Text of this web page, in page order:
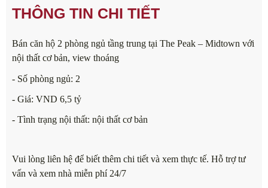
THÔNG TIN CHI TIẾT
Bán căn hộ 2 phòng ngủ tầng trung tại The Peak – Midtown với
nội thất cơ bản, view thoáng
- Số phòng ngủ: 2
- Giá: VND 6,5 tỷ
- Tình trạng nội thất: nội thất cơ bản
Vui lòng liên hệ để biết thêm chi tiết và xem thực tế. Hỗ trợ tư
vấn và xem nhà miễn phí 24/7